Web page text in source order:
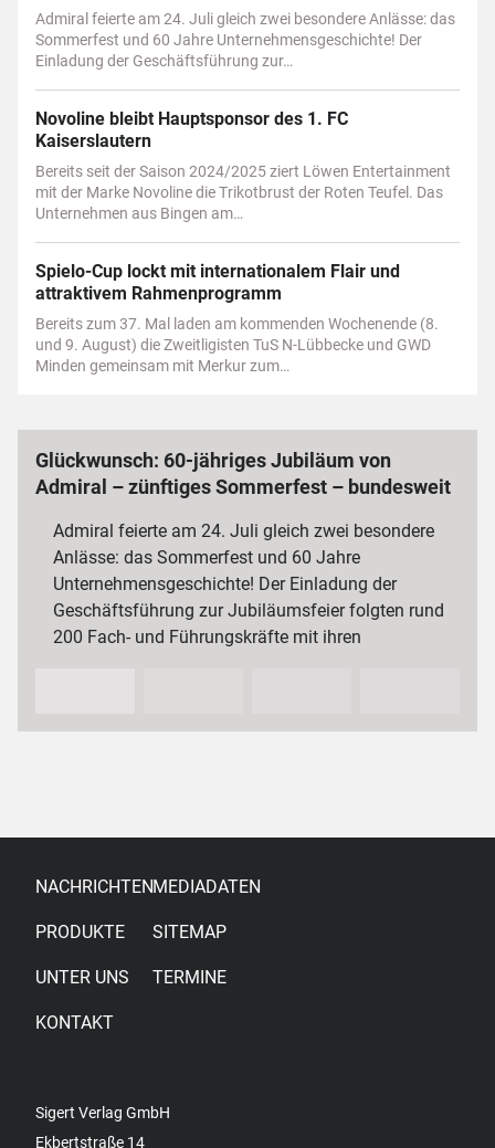
Admiral feierte am 24. Juli gleich zwei besondere Anlässe: das
Sommerfest und 60 Jahre Unternehmensgeschichte! Der
Einladung der Geschäftsführung zur…
Novoline bleibt Hauptsponsor des 1. FC
Kaiserslautern
Bereits seit der Saison 2024/2025 ziert Löwen Entertainment
mit der Marke Novoline die Trikotbrust der Roten Teufel. Das
Unternehmen aus Bingen am…
Spielo-Cup lockt mit internationalem Flair und
attraktivem Rahmenprogramm
Bereits zum 37. Mal laden am kommenden Wochenende (8.
und 9. August) die Zweitligisten TuS N-Lübbecke und GWD
Minden gemeinsam mit Merkur zum…
Glückwunsch: 60-jähriges Jubiläum von
Admiral – zünftiges Sommerfest – bundesweit
Admiral feierte am 24. Juli gleich zwei besondere
Anlässe: das Sommerfest und 60 Jahre
Unternehmensgeschichte! Der Einladung der
Geschäftsführung zur Jubiläumsfeier folgten rund
200 Fach- und Führungskräfte mit ihren
NACHRICHTEN
PRODUKTE
UNTER UNS
KONTAKT
MEDIADATEN
SITEMAP
TERMINE
Sigert Verlag GmbH
Ekbertstraße 14